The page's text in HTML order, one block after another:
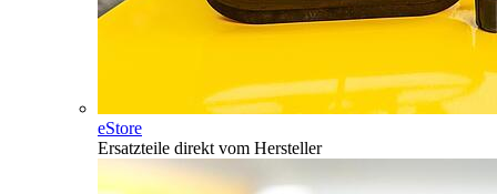
eStore
Ersatzteile direkt vom Hersteller